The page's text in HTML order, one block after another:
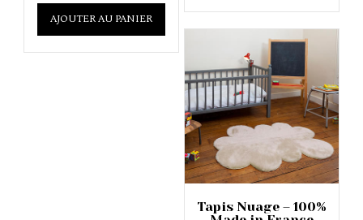
AJOUTER AU PANIER
Tapis Nuage – 100%